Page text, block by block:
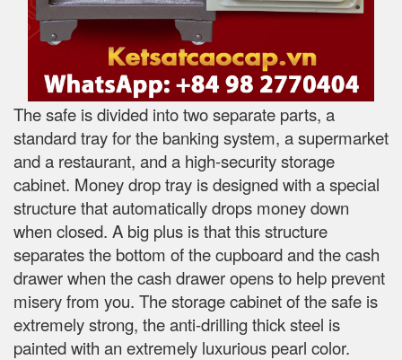
The safe is divided into two separate parts, a
standard tray for the banking system, a supermarket
and a restaurant, and a high-security storage
cabinet. Money drop tray is designed with a special
structure that automatically drops money down
when closed. A big plus is that this structure
separates the bottom of the cupboard and the cash
drawer when the cash drawer opens to help prevent
misery from you. The storage cabinet of the safe is
extremely strong, the anti-drilling thick steel is
painted with an extremely luxurious pearl color.